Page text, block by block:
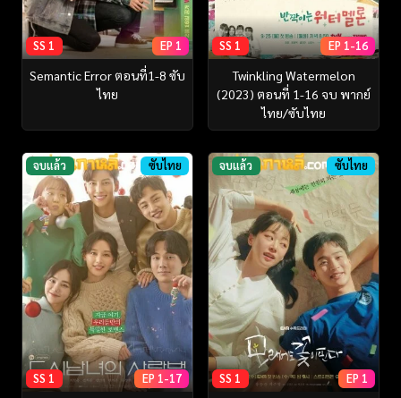
SS 1 EP 1
Semantic Error ตอนที่1-8 ซับ
ไทย
SS 1 EP 1-16
Twinkling Watermelon
(2023) ตอนที่ 1-16 จบ พากย์
ไทย/ซับไทย
จบแล้ว ซับไทย
SS 1 EP 1-17
จบแล้ว ซับไทย
SS 1 EP 1